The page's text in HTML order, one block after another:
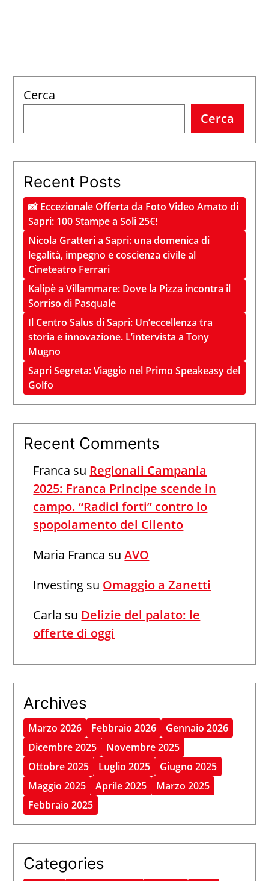
Cerca
Cerca
Recent Posts
📸 Eccezionale Offerta da Foto Video Amato di
Sapri: 100 Stampe a Soli 25€!
Nicola Gratteri a Sapri: una domenica di
legalità, impegno e coscienza civile al
Cineteatro Ferrari
Kalipè a Villammare: Dove la Pizza incontra il
Sorriso di Pasquale
Il Centro Salus di Sapri: Un’eccellenza tra
storia e innovazione. L’intervista a Tony
Mugno
Sapri Segreta: Viaggio nel Primo Speakeasy del
Golfo
Recent Comments
Franca su Regionali Campania
2025: Franca Principe scende in
campo. “Radici forti” contro lo
spopolamento del Cilento
Maria Franca suAVO
Investing su Omaggio a Zanetti
Carla su Delizie del palato: le
offerte di oggi
Archives
Marzo 2026 Febbraio 2026
Gennaio 2026
Dicembre 2025
Novembre 2025
Ottobre 2025
Luglio 2025
Giugno 2025
Maggio 2025
Aprile 2025
Marzo 2025
Febbraio 2025
Categories